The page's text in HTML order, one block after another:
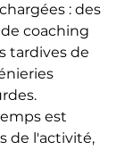
: des
coaching
tardives de
est
de l'activité,